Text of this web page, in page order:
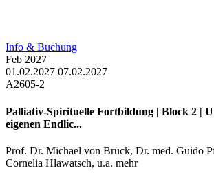
Info & Buchung
Feb 2027
01.02.2027 07.02.2027
A2605-2
Palliativ-Spirituelle Fortbildung | Block 2 |
eigenen Endlic...
Prof. Dr. Michael von Brück, Dr. med. Guido
Cornelia Hlawatsch, u.a. mehr